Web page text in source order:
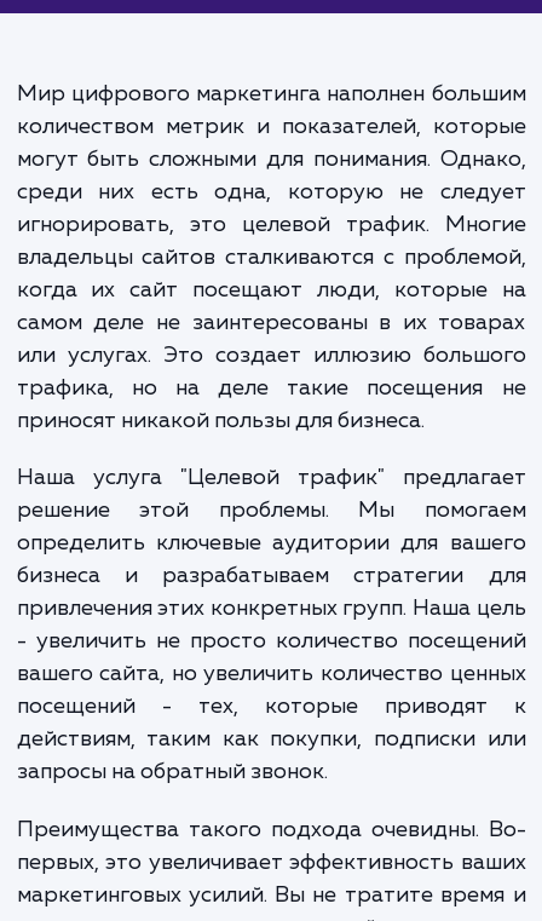
количеством метрик и показателей,
могут быть сложными для понимания.
среди них есть одна, которую не
игнорировать, это целевой трафик.
владельцы сайтов сталкиваются с
когда их сайт посещают люди,
самом деле не заинтересованы в их
или услугах. Это создает иллюзию
трафика, но на деле такие
приносят никакой пользы для бизнеса.
Наша услуга "Целевой трафик"
решение этой проблемы. Мы
определить ключевые аудитории для
бизнеса и разрабатываем стратегии
привлечения этих конкретных групп. Наша
- увеличить не просто количество
вашего сайта, но увеличить количество
посещений - тех, которые
действиям, таким как покупки, подписки